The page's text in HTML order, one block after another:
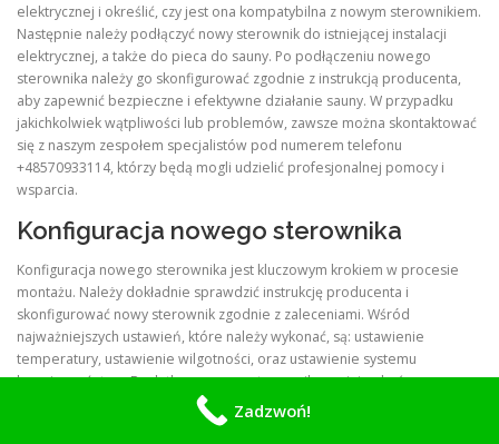
elektrycznej i określić, czy jest ona kompatybilna z nowym sterownikiem.
Następnie należy podłączyć nowy sterownik do istniejącej instalacji
elektrycznej, a także do pieca do sauny. Po podłączeniu nowego
sterownika należy go skonfigurować zgodnie z instrukcją producenta,
aby zapewnić bezpieczne i efektywne działanie sauny. W przypadku
jakichkolwiek wątpliwości lub problemów, zawsze można skontaktować
się z naszym zespołem specjalistów pod numerem telefonu
+48570933114, którzy będą mogli udzielić profesjonalnej pomocy i
wsparcia.
Konfiguracja nowego sterownika
Konfiguracja nowego sterownika jest kluczowym krokiem w procesie
montażu. Należy dokładnie sprawdzić instrukcję producenta i
skonfigurować nowy sterownik zgodnie z zaleceniami. Wśród
najważniejszych ustawień, które należy wykonać, są: ustawienie
temperatury, ustawienie wilgotności, oraz ustawienie systemu
bezpieczeństwa. Dodatkowo, nowy sterownik powinien być
skonfigurowany tak, aby umożliwić łatwą obsługę i monitoring stanu
sauny. W tym celu można wykorzystać specjalne oprogramowanie, które
Zadzwoń!